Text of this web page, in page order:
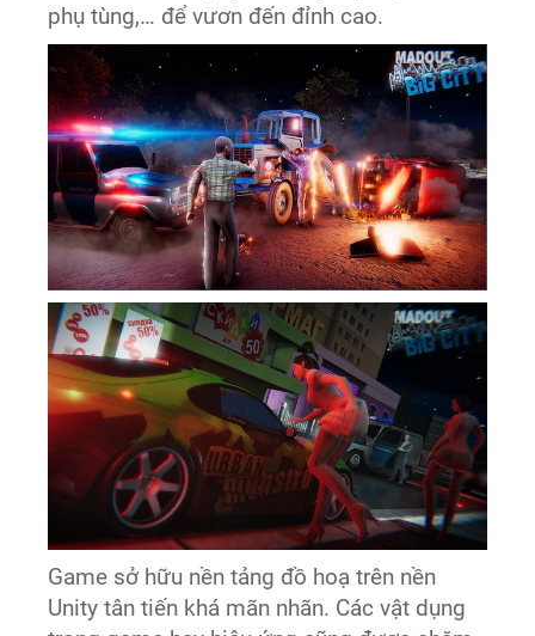
phụ tùng,… để vươn đến đỉnh cao.
Game sở hữu nền tảng đồ hoạ trên nền
Unity tân tiến khá mãn nhãn. Các vật dụng